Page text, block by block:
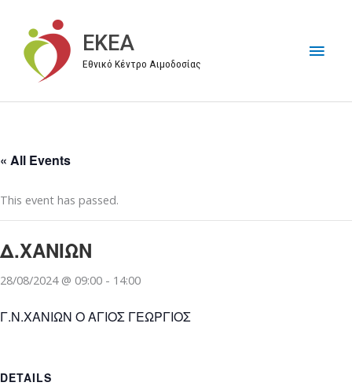
περιεχόμενο
EKEA
Εθνικό Κέντρο Αιμοδοσίας
« All Events
This event has passed.
Δ.ΧΑΝΙΩΝ
28/08/2024 @ 09:00 - 14:00
Γ.Ν.ΧΑΝΙΩΝ Ο ΑΓΙΟΣ ΓΕΩΡΓΙΟΣ
DETAILS